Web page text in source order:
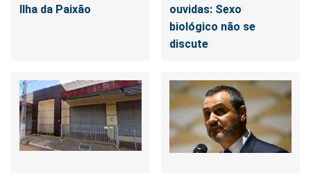
Ilha da Paixão
ouvidas: Sexo
biológico não se
discute